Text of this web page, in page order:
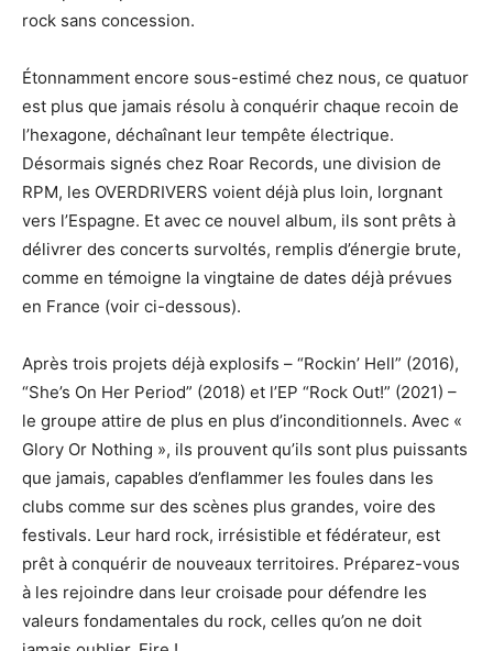
rock sans concession.
Étonnamment encore sous-estimé chez nous, ce quatuor
est plus que jamais résolu à conquérir chaque recoin de
l’hexagone, déchaînant leur tempête électrique.
Désormais signés chez Roar Records, une division de
RPM, les OVERDRIVERS voient déjà plus loin, lorgnant
vers l’Espagne. Et avec ce nouvel album, ils sont prêts à
délivrer des concerts survoltés, remplis d’énergie brute,
comme en témoigne la vingtaine de dates déjà prévues
en France (voir ci-dessous).
Après trois projets déjà explosifs – “Rockin’ Hell” (2016),
“She’s On Her Period” (2018) et l’EP “Rock Out!” (2021) –
le groupe attire de plus en plus d’inconditionnels. Avec «
Glory Or Nothing », ils prouvent qu’ils sont plus puissants
que jamais, capables d’enflammer les foules dans les
clubs comme sur des scènes plus grandes, voire des
festivals. Leur hard rock, irrésistible et fédérateur, est
prêt à conquérir de nouveaux territoires. Préparez-vous
à les rejoindre dans leur croisade pour défendre les
valeurs fondamentales du rock, celles qu’on ne doit